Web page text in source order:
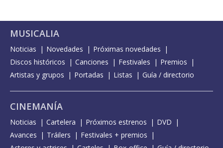
MUSICALIA
Noticias Novedades
Próximas novedades
Discos históricos
Canciones Festivales
Premios
Artistas y grupos
Portadas Listas Guía / directorio
CINEMANÍA
Noticias Cartelera Próximos estrenos
DVD
Avances
Tráilers
Festivales + premios